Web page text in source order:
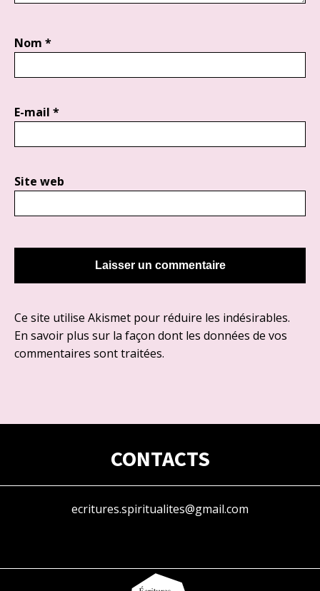
Nom *
E-mail *
Site web
Ce site utilise Akismet pour réduire les indésirables.
En savoir plus sur la façon dont les données de vos
commentaires sont traitées.
CONTACTS
ecritures.spiritualites@gmail.com